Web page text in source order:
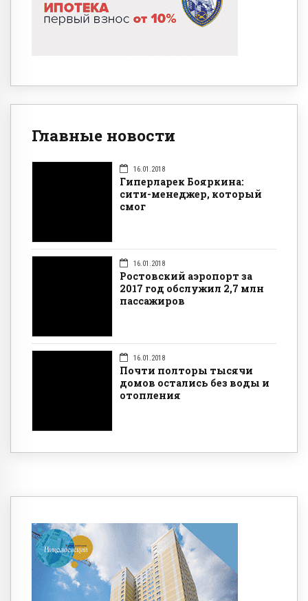
Главные новости
16.01.2018
Гиперларек Бояркина:
сити-менеджер, который
смог
16.01.2018
Ростовский аэропорт за
2017 год обслужил 2,7 млн
пассажиров
16.01.2018
Почти полторы тысячи
домов остались без воды и
отопления